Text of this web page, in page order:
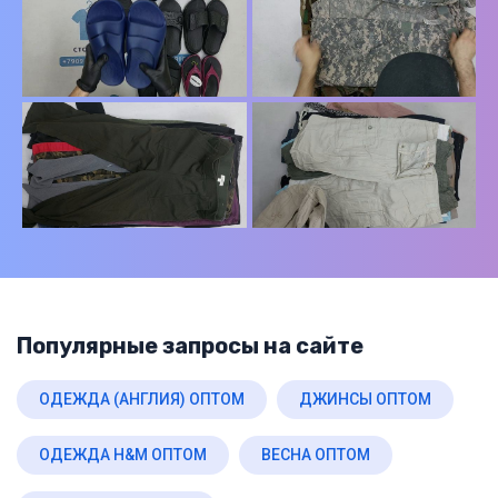
Популярные запросы на сайте
ОДЕЖДА (АНГЛИЯ) ОПТОМ ДЖИНСЫ ОПТОМ
ОДЕЖДА H&M ОПТОМ ВЕСНА ОПТОМ